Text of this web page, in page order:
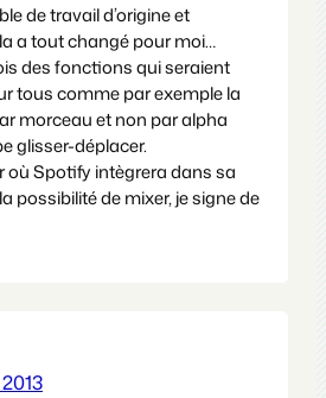
de travail d’origine et
a tout changé pour moi…
des fonctions qui seraient
tous comme par exemple la
morceau et non par alpha
glisser-déplacer.
où Spotify intègrera dans sa
possibilité de mixer, je signe de